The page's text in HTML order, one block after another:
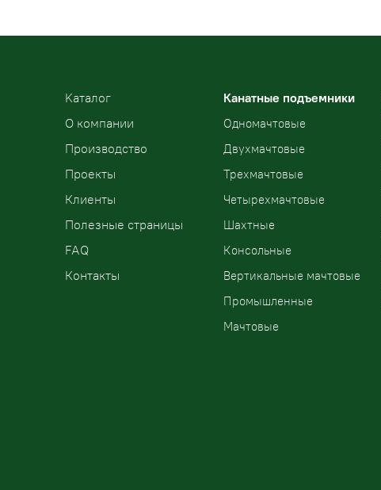
Kаталог
О компании
Производство
Проекты
Клиенты
Полезные страницы
FAQ
Контакты
Канатные подъемники
Одномачтовые
Двухмачтовые
Трехмачтовые
Четырехмачтовые
Шахтные
Консольные
Вертикальные мачтовые
Промышленные
Мачтовые